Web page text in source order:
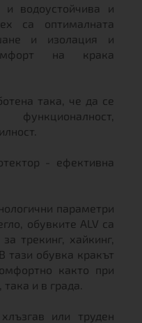
водоустойчива и
са оптималната
и изолация и
на крака
така, че да се
- ефективна
параметри
обувките ALV са
трекинг, хайкинг,
тази обувка кракът
както при
и в града.
или труден